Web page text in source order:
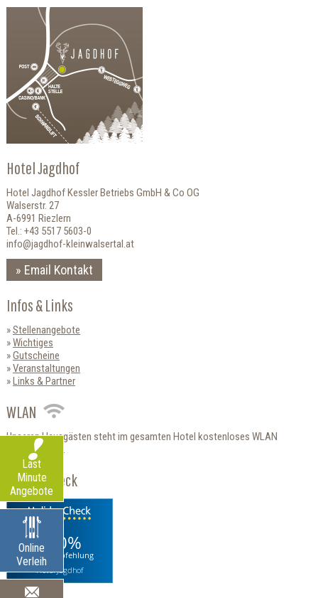
Hotel Jagdhof
Hotel Jagdhof Kessler Betriebs GmbH & Co OG
Walserstr. 27
A-6991 Riezlern
Tel.: +43 5517 5603-0
info@jagdhof-kleinwalsertal.at
Email Kontakt
Infos & Links
Stellenangebote
Wichtiges
Gutscheine
Veranstaltungen
Links & Partner
WLAN
Unseren Hausgästen steht im gesamten Hotel kostenloses WLAN
zur Verfügung.
HolidayCheck
100%
Weiterempfehlung
Hotel Jagdhof
Online
Verleih
Last
Minute
Angebote